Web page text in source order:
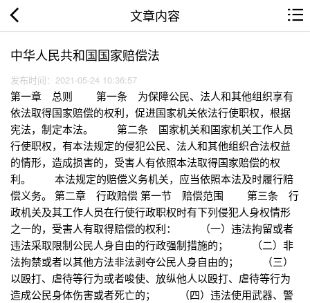
文章内容
中华人民共和国国家赔偿法
发布时间：2021-05-24 10:36:57
第一章 总则 第一条 为保障公民、法人和其他组织享有
依法取得国家赔偿的权利，促进国家机关依法行使职权，根据
宪法，制定本法。 第二条 国家机关和国家机关工作人员
行使职权，有本法规定的侵犯公民、法人和其他组织合法权益
的情形，造成损害的，受害人有依照本法取得国家赔偿的权
利。 本法规定的赔偿义务机关，应当依照本法及时履行赔
偿义务。 第二章 行政赔偿 第一节 赔偿范围 第三条 行
政机关及其工作人员在行使行政职权时有下列侵犯人身权情形
之一的，受害人有取得赔偿的权利： （一）违法拘留或者
违法采取限制公民人身自由的行政强制措施的； （二）非
法拘禁或者以其他方法非法剥夺公民人身自由的； （三）
以殴打、虐待等行为或者唆使、放纵他人以殴打、虐待等行为
造成公民身体伤害或者死亡的； （四）违法使用武器、警